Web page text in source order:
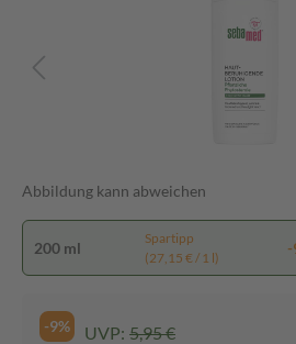
Abbildung kann abweichen
200 ml
Spartipp
(27,15 € / 1 l)
-
-9% UVP: 5,95 €